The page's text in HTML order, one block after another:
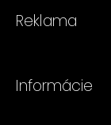
Reklama
Informácie